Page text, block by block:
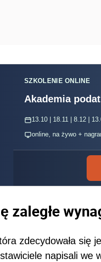
SZKOLENIE ONLINE
Akademia
13.10 | 18.11 | 8.12 |
online, na żywo +
zaległe
zdecydowała się
napisali we